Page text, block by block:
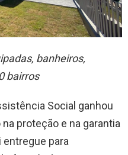
banheiros,
bairros
Social ganhou
proteção e na garantia
entregue para